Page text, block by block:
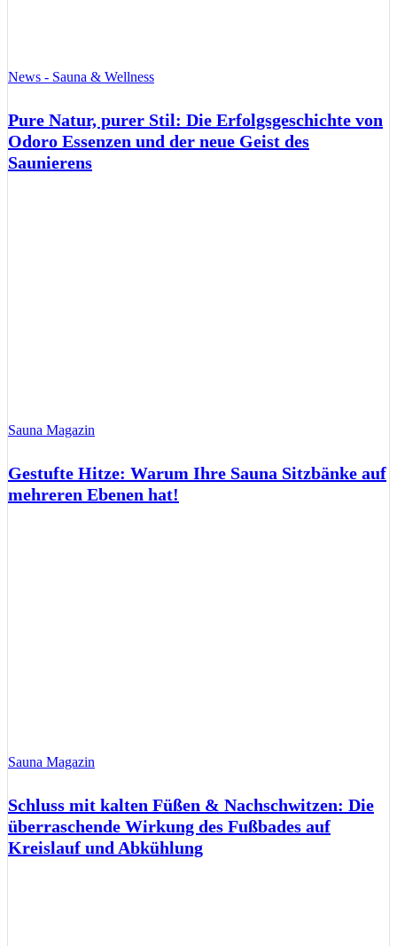
News - Sauna & Wellness
Pure Natur, purer Stil: Die Erfolgsgeschichte von
Odoro Essenzen und der neue Geist des
Saunierens
Sauna Magazin
Gestufte Hitze: Warum Ihre Sauna Sitzbänke auf
mehreren Ebenen hat!
Sauna Magazin
Schluss mit kalten Füßen & Nachschwitzen: Die
überraschende Wirkung des Fußbades auf
Kreislauf und Abkühlung